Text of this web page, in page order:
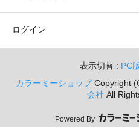
ログイン
表示切替 : PC
カラーミーショップCopyright
会社 All
Powered By